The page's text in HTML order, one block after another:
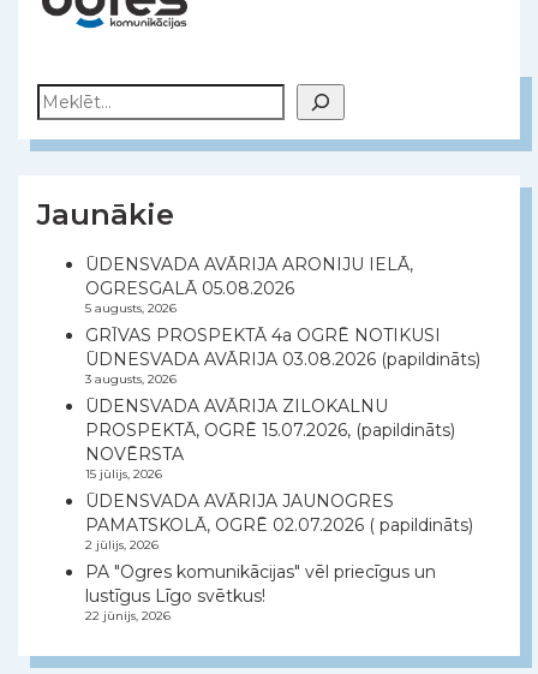
Meklēt
Jaunākie
ŪDENSVADA AVĀRIJA ARONIJU IELĀ,
OGRESGALĀ 05.08.2026
5 augusts, 2026
GRĪVAS PROSPEKTĀ 4a OGRĒ NOTIKUSI
ŪDNESVADA AVĀRIJA 03.08.2026 (papildināts)
3 augusts, 2026
ŪDENSVADA AVĀRIJA ZILOKALNU
PROSPEKTĀ, OGRĒ 15.07.2026, (papildināts)
NOVĒRSTA
15 jūlijs, 2026
ŪDENSVADA AVĀRIJA JAUNOGRES
PAMATSKOLĀ, OGRĒ 02.07.2026 ( papildināts)
2 jūlijs, 2026
PA "Ogres komunikācijas" vēl priecīgus un
lustīgus Līgo svētkus!
22 jūnijs, 2026